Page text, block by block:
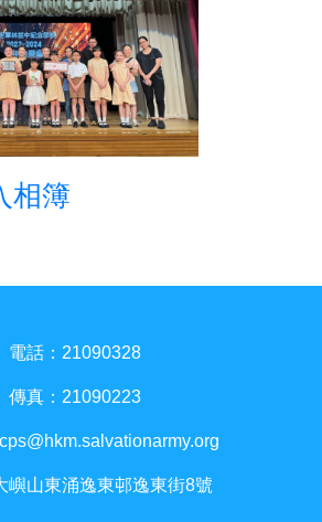
相簿
電話：21090328
傳真：21090223
嶼山東涌逸東邨逸東街8號